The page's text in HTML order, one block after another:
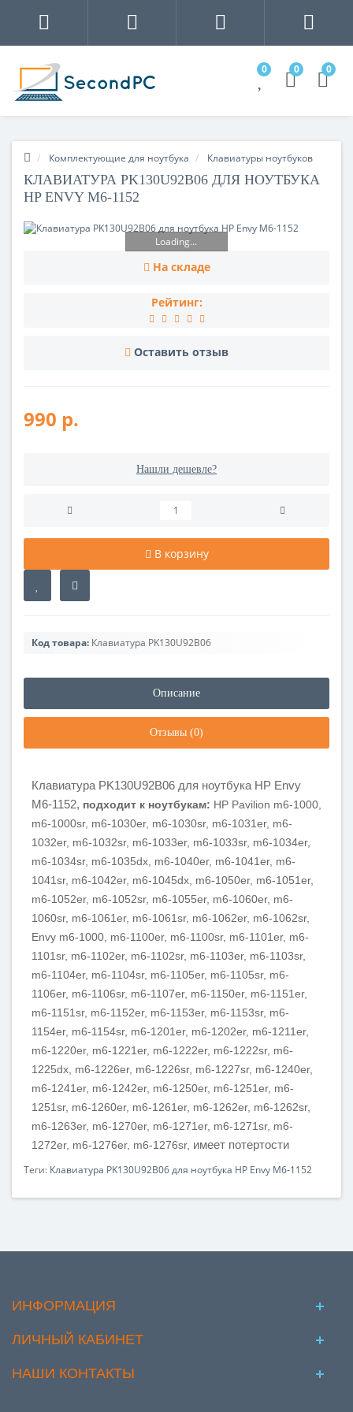
0 0 0
Комплектующие для ноутбука Клавиатуры ноутбуков
КЛАВИАТУРА PK130U92B06 ДЛЯ НОУТБУКА
HP ENVY M6-1152
Loading...
На складе
Рейтинг:
Оставить отзыв
990 р.
Нашли дешевле?
В корзину
Код товара: Клавиатура PK130U92B06
Описание
Отзывы (0)
Клавиатура PK130U92B06 для ноутбука HP Envy
M6-1152, подходит к ноутбукам: HP Pavilion m6-1000,
m6-1000sr, m6-1030er, m6-1030sr, m6-1031er, m6-
1032er, m6-1032sr, m6-1033er, m6-1033sr, m6-1034er,
m6-1034sr, m6-1035dx, m6-1040er, m6-1041er, m6-
1041sr, m6-1042er, m6-1045dx, m6-1050er, m6-1051er,
m6-1052er, m6-1052sr, m6-1055er, m6-1060er, m6-
1060sr, m6-1061er, m6-1061sr, m6-1062er, m6-1062sr,
Envy m6-1000, m6-1100er, m6-1100sr, m6-1101er, m6-
1101sr, m6-1102er, m6-1102sr, m6-1103er, m6-1103sr,
m6-1104er, m6-1104sr, m6-1105er, m6-1105sr, m6-
1106er, m6-1106sr, m6-1107er, m6-1150er, m6-1151er,
m6-1151sr, m6-1152er, m6-1153er, m6-1153sr, m6-
1154er, m6-1154sr, m6-1201er, m6-1202er, m6-1211er,
m6-1220er, m6-1221er, m6-1222er, m6-1222sr, m6-
1225dx, m6-1226er, m6-1226sr, m6-1227sr, m6-1240er,
m6-1241er, m6-1242er, m6-1250er, m6-1251er, m6-
1251sr, m6-1260er, m6-1261er, m6-1262er, m6-1262sr,
m6-1263er, m6-1270er, m6-1271er, m6-1271sr, m6-
1272er, m6-1276er, m6-1276sr, имеет потертости
Теги: Клавиатура PK130U92B06 для ноутбука HP Envy M6-1152
ИНФОРМАЦИЯ
ЛИЧНЫЙ КАБИНЕТ
НАШИ КОНТАКТЫ